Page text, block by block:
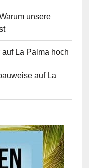
unsere
La Palma hoch
auf La